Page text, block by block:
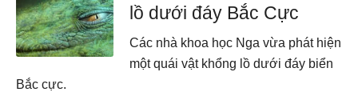
lồ dưới đáy Bắc Cực
Các nhà khoa học Nga vừa phát hiện
một quái vật khổng lồ dưới đáy biển
Bắc cực.